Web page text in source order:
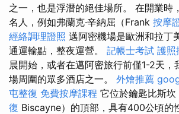
之一，也是浮潛的絕佳場所。 在開業時
名人，例如弗蘭克·辛納屈（Frank 按摩
經絡調理證照 邁阿密機場是歐洲和拉丁
通運輸點，整夜運營。 記帳士考試 護照
晨開始，或者在邁阿密旅行前僅1-2天，
場周圍的眾多酒店之一。 外燴推薦
屯整復 免費按摩課程 它位於鑰匙比斯坎
復 Biscayne）的頂部，具有400公頃的